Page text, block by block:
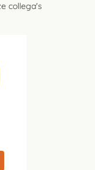
collega's